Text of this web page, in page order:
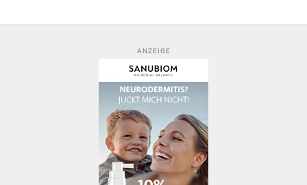
ANZEIGE